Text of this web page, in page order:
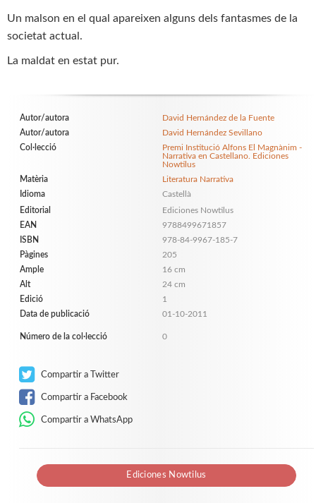
Un malson en el qual apareixen alguns dels fantasmes de la
societat actual.
La maldat en estat pur.
Autor/autora
David Hernández de la Fuente
Autor/autora
David Hernández Sevillano
Col·lecció
Premi Institució Alfons El Magnànim -
Narrativa en Castellano. Ediciones
Nowtilus
Matèria
Literatura Narrativa
Idioma
Castellà
Editorial
Ediciones Nowtilus
EAN
9788499671857
ISBN
978-84-9967-185-7
Pàgines
205
Ample
16 cm
Alt
24 cm
Edició
1
Data de publicació
01-10-2011
Número de la col·lecció 0
Compartir a Twitter
Compartir a Facebook
Compartir a WhatsApp
Ediciones Nowtilus